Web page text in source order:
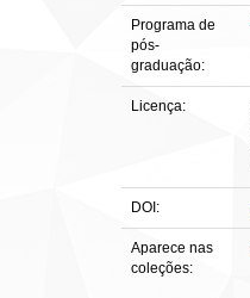
Programa de
pós-
graduação:
Licença:
DOI:
Aparece nas
coleções: